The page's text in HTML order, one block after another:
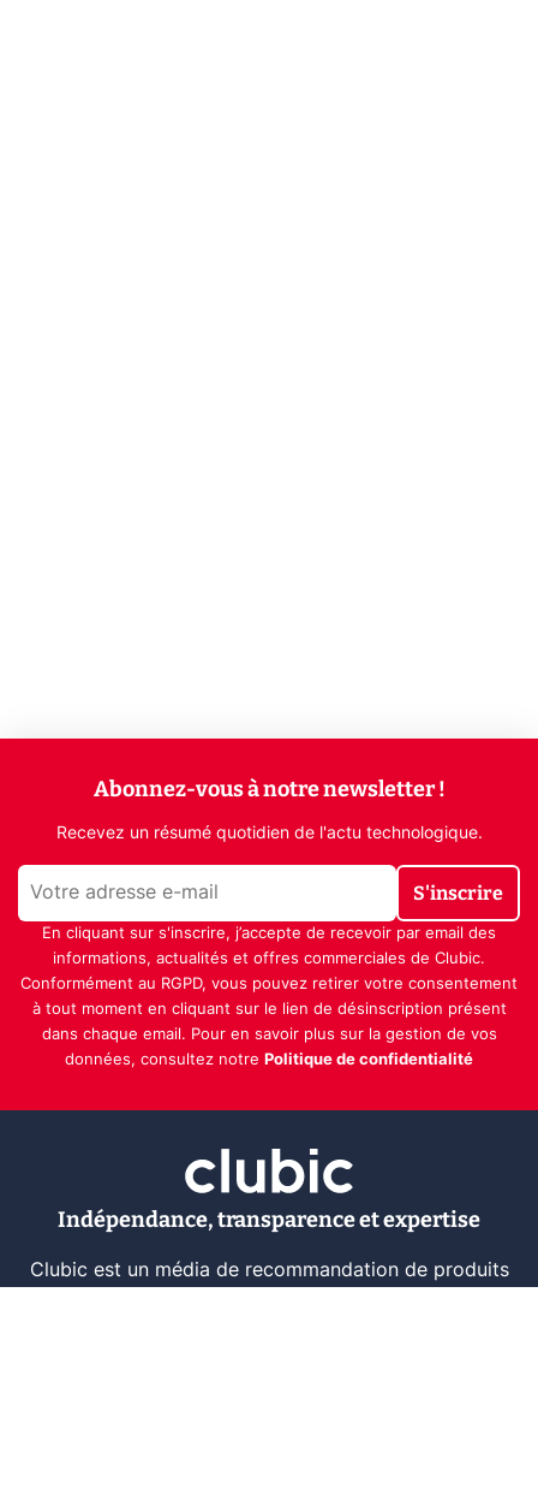
Abonnez-vous à notre newsletter !
Recevez un résumé quotidien de l'actu technologique.
S'inscrire
En cliquant sur s'inscrire, j’accepte de recevoir par email des
informations, actualités et offres commerciales de Clubic.
Conformément au RGPD, vous pouvez retirer votre consentement
à tout moment en cliquant sur le lien de désinscription présent
dans chaque email. Pour en savoir plus sur la gestion de vos
données, consultez notre Politique de confidentialité
Indépendance, transparence et expertise
Clubic est un média de recommandation de produits